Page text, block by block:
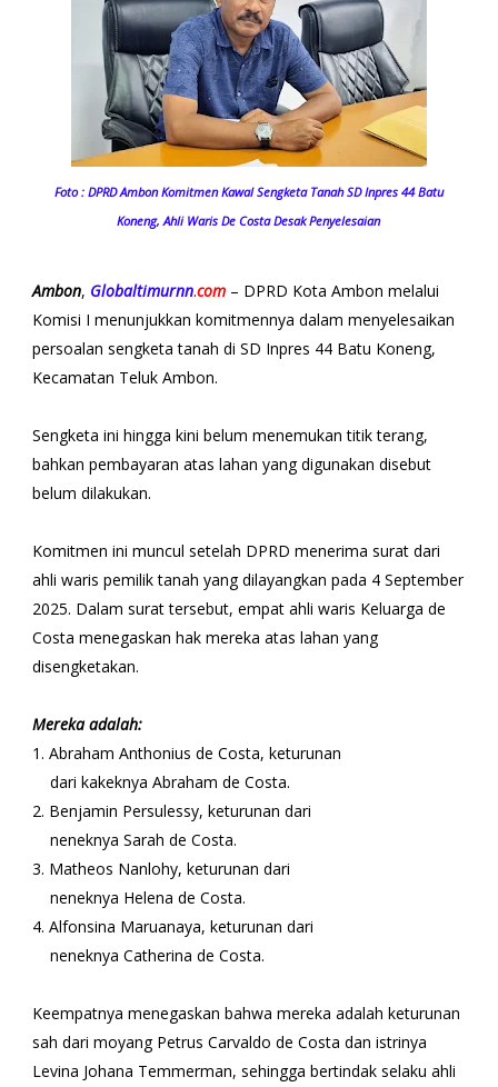
Foto : DPRD Ambon Komitmen Kawal Sengketa Tanah SD Inpres 44 Batu
Koneng, Ahli Waris De Costa Desak Penyelesaian
Ambon, Globaltimurnn.com– DPRD Kota Ambon melalui
Komisi I menunjukkan komitmennya dalam menyelesaikan
persoalan sengketa tanah di SD Inpres 44 Batu Koneng,
Kecamatan Teluk Ambon.
Sengketa ini hingga kini belum menemukan titik terang,
bahkan pembayaran atas lahan yang digunakan disebut
belum dilakukan.
Komitmen ini muncul setelah DPRD menerima surat dari
ahli waris pemilik tanah yang dilayangkan pada 4 September
2025. Dalam surat tersebut, empat ahli waris Keluarga de
Costa menegaskan hak mereka atas lahan yang
disengketakan.
Mereka adalah:
1. Abraham Anthonius de Costa, keturunan
dari kakeknya Abraham de Costa.
2. Benjamin Persulessy, keturunan dari
neneknya Sarah de Costa.
3. Matheos Nanlohy, keturunan dari
neneknya Helena de Costa.
4. Alfonsina Maruanaya, keturunan dari
neneknya Catherina de Costa.
Keempatnya menegaskan bahwa mereka adalah keturunan
sah dari moyang Petrus Carvaldo de Costa dan istrinya
Levina Johana Temmerman, sehingga bertindak selaku ahli